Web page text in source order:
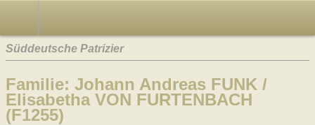
Süddeutsche Patrizier
Familie: Johann Andreas FUNK /
Elisabetha VON FURTENBACH
(F1255)